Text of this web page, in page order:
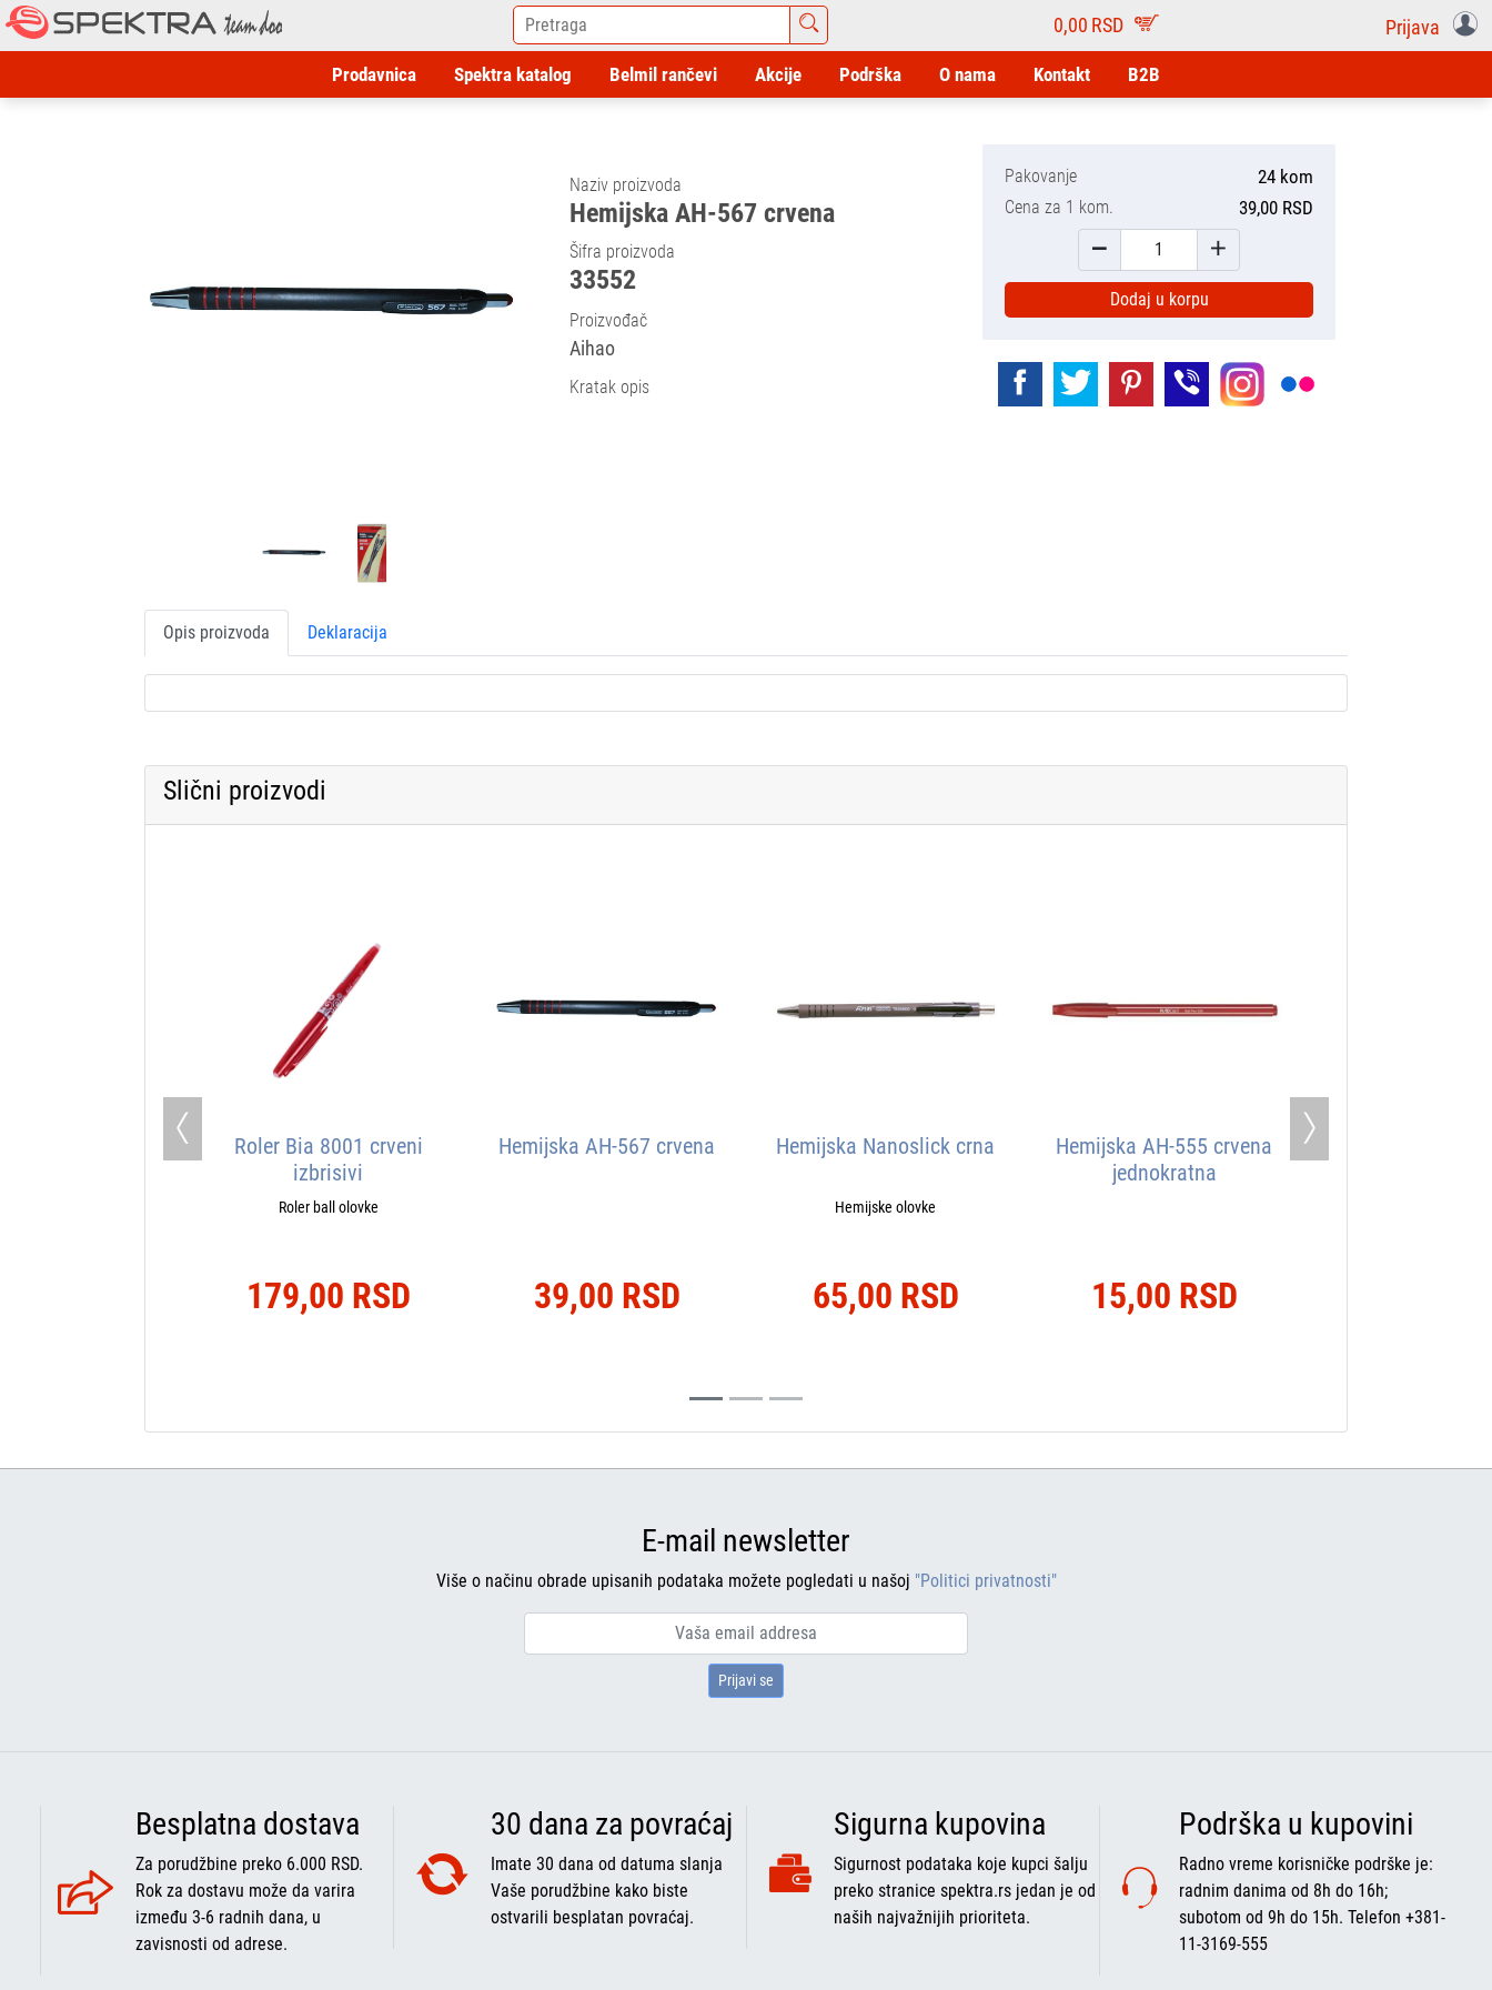
0,00 RSD Prijava
Prodavnica Spektra katalog Belmil rančevi Akcije Podrška O nama Kontakt B2B
Naziv proizvoda
Hemijska AH-567 crvena
Šifra proizvoda
33552
Proizvođač
Aihao
Kratak opis
Pakovanje 24 kom
Cena za 1 kom. 39,00 RSD
Dodaj u korpu
Opis proizvoda Deklaracija
Slični proizvodi
Roler Bia 8001 crveni
izbrisivi
Roler ball olovke
179,00 RSD
Hemijska AH-567 crvena
39,00 RSD
Hemijska Nanoslick crna
Hemijske olovke
65,00 RSD
Hemijska AH-555 crvena
jednokratna
15,00 RSD
Previous Next
E-mail newsletter
Više o načinu obrade upisanih podataka možete pogledati u našoj "Politici privatnosti"
Prijavi se
Besplatna dostava
Za porudžbine preko 6.000 RSD.
Rok za dostavu može da varira
između 3-6 radnih dana, u
zavisnosti od adrese.
30 dana za povraćaj
Imate 30 dana od datuma slanja
Vaše porudžbine kako biste
ostvarili besplatan povraćaj.
Sigurna kupovina
Sigurnost podataka koje kupci šalju
preko stranice spektra.rs jedan je od
naših najvažnijih prioriteta.
Podrška u kupovini
Radno vreme korisničke podrške je:
radnim danima od 8h do 16h;
subotom od 9h do 15h. Telefon +381-
11-3169-555